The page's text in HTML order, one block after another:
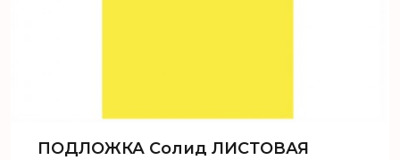
ПОДЛОЖКА Солид ЛИСТОВАЯ